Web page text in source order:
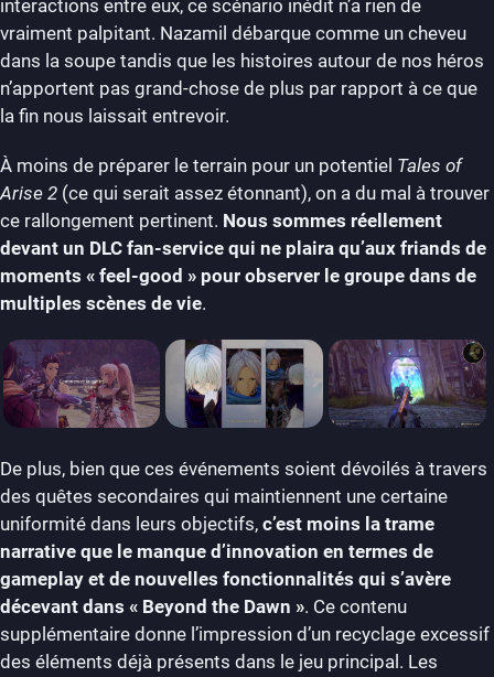
interactions entre eux, ce scénario inédit n’a rien de
vraiment palpitant. Nazamil débarque comme un cheveu
dans la soupe tandis que les histoires autour de nos héros
n’apportent pas grand-chose de plus par rapport à ce que
la fin nous laissait entrevoir.
À moins de préparer le terrain pour un potentiel Tales of
Arise 2 (ce qui serait assez étonnant), on a du mal à trouver
ce rallongement pertinent. Nous sommes réellement
devant un DLC fan-service qui ne plaira qu’aux friands de
moments « feel-good » pour observer le groupe dans de
multiples scènes de vie.
De plus, bien que ces événements soient dévoilés à travers
des quêtes secondaires qui maintiennent une certaine
uniformité dans leurs objectifs, c’est moins la trame
narrative que le manque d’innovation en termes de
gameplay et de nouvelles fonctionnalités qui s’avère
décevant dans « Beyond the Dawn ». Ce contenu
supplémentaire donne l’impression d’un recyclage excessif
des éléments déjà présents dans le jeu principal. Les